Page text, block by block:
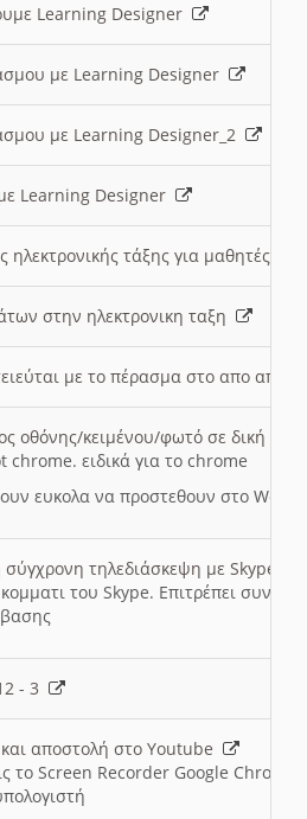
Learning Designer
με Learning Designer
με Learning Designer_2
Learning Designer
ηλεκτρονικής τάξης για μαθητές
στην ηλεκτρονικη ταξη
με το πέρασμα στο απο
οθόνης/κειμένου/φωτό σε δική
ειδικά για το chrome
ευκολα να προστεθουν στο Word
τηλεδιάσκεψη με Skype
του Skype. Επιτρέπει
- 3
αποστολή στο Youtube
το Screen Recorder Google Chrome